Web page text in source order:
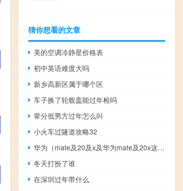
猜你想看的文章
美的空调冷静星价格表
初中英语难度大吗
新乡高新区属于哪个区
车子换了轮毂盖能过年检吗
辈分低男方过年怎么叫
小火车过隧道攻略32
华为（mate及20及x及华为mate及20x这部手机怎么样好用吗）
冬天打扮了谁
在深圳过年带什么